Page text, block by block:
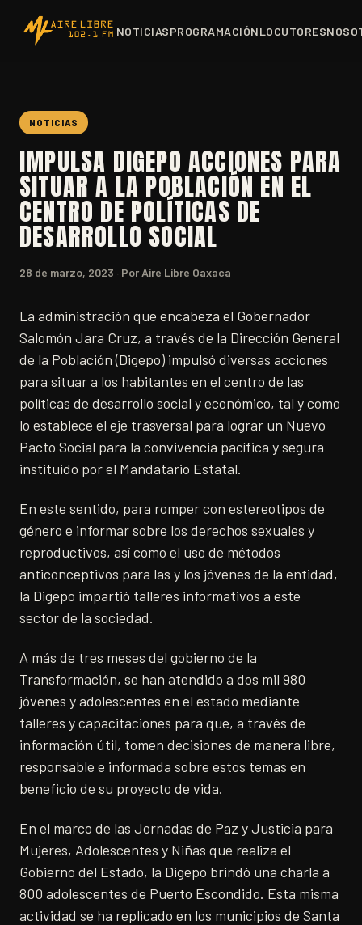
NOTICIASPROGRAMACIÓNLOCUTORES
NOTICIAS
IMPULSA DIGEPO ACCIONES PARA
SITUAR A LA POBLACIÓN EN EL
CENTRO DE POLÍTICAS DE
DESARROLLO SOCIAL
28 de marzo, 2023 · Por Aire Libre Oaxaca
La administración que encabeza el Gobernador
Salomón Jara Cruz, a través de la Dirección General
de la Población (Digepo) impulsó diversas acciones
para situar a los habitantes en el centro de las
políticas de desarrollo social y económico, tal y como
lo establece el eje trasversal para lograr un Nuevo
Pacto Social para la convivencia pacífica y segura
instituido por el Mandatario Estatal.
En este sentido, para romper con estereotipos de
género e informar sobre los derechos sexuales y
reproductivos, así como el uso de métodos
anticonceptivos para las y los jóvenes de la entidad,
la Digepo impartió talleres informativos a este
sector de la sociedad.
A más de tres meses del gobierno de la
Transformación, se han atendido a dos mil 980
jóvenes y adolescentes en el estado mediante
talleres y capacitaciones para que, a través de
información útil, tomen decisiones de manera libre,
responsable e informada sobre estos temas en
beneficio de su proyecto de vida.
En el marco de las Jornadas de Paz y Justicia para
Mujeres, Adolescentes y Niñas que realiza el
Gobierno del Estado, la Digepo brindó una charla a
800 adolescentes de Puerto Escondido. Esta misma
actividad se ha replicado en los municipios de Santa